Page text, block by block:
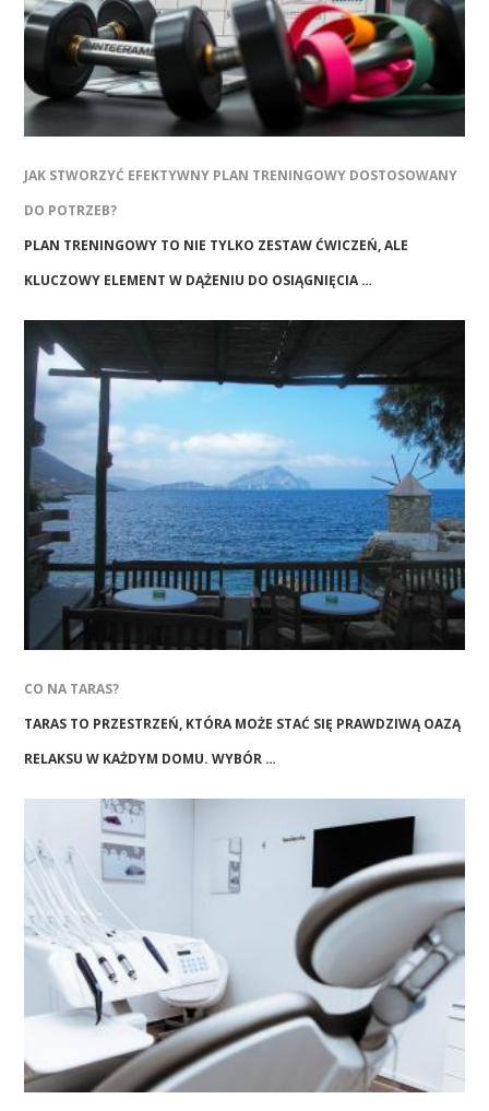
JAK STWORZYĆ EFEKTYWNY PLAN TRENINGOWY DOSTOSOWANY
DO POTRZEB?
PLAN TRENINGOWY TO NIE TYLKO ZESTAW ĆWICZEŃ, ALE
KLUCZOWY ELEMENT W DĄŻENIU DO OSIĄGNIĘCIA …
CO NA TARAS?
TARAS TO PRZESTRZEŃ, KTÓRA MOŻE STAĆ SIĘ PRAWDZIWĄ OAZĄ
RELAKSU W KAŻDYM DOMU. WYBÓR …